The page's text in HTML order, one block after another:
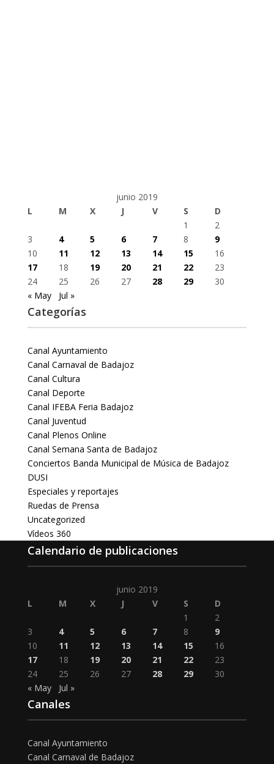
junio 2019
L
M X J V S
D
1
2
3
4 5 6 7 8
9
10
11 12 13 14 15
16
17
18 19 20 21 22
23
24
25 26 27 28 29
30
« May
Jul »
Categorías
Canal Ayuntamiento
Canal Carnaval de Badajoz
Canal Cultura
Canal Deporte
Canal IFEBA Feria Badajoz
Canal Juventud
Canal Plenos Online
Canal Semana Santa de Badajoz
Conciertos Banda Municipal de Música de Badajoz
DUSI
Especiales y reportajes
Ruedas de Prensa
Uncategorized
Vídeos 360
Calendario de publicaciones
junio 2019
L
M X J V S
D
1
2
3
4 5 6 7 8
9
10
11 12 13 14 15
16
17
18 19 20 21 22
23
24
25 26 27 28 29
30
« May
Jul »
Canales
Canal Ayuntamiento
Canal Carnaval de Badajoz